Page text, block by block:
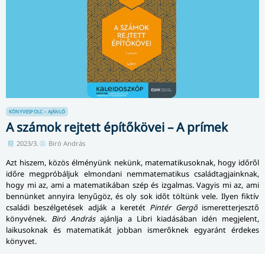
KÖNYVESPOLC – AJÁNLÓ
A számok rejtett építőkövei – A prímek
2023/3. Biró András
Azt hiszem, közös élményünk nekünk, ma­te­ma­ti­ku­sok­nak, hogy időről
időre megpróbáljuk elmondani nem­ma­te­ma­ti­kus családtagjainknak,
hogy mi az, ami a matematikában szép és izgalmas. Vagyis mi az, ami
bennünket annyira lenyűgöz, és oly sok időt töltünk vele. Ilyen fiktív
családi beszélgetések adják a keretét Pintér Gergőismeretterjesztő
könyvének. Biró Andrásajánlja a Libri kiadásában idén megjelent,
laikusoknak és matematikát jobban ismerőknek egyaránt érdekes
könyvet.